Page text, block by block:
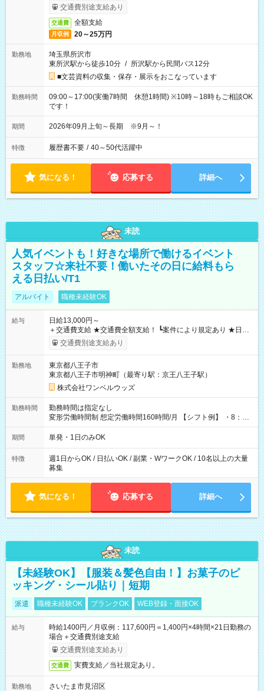
交通費別途支給あり
交通費 全額支給
月収例 20～25万円
勤務地
埼玉県所沢市
東所沢駅から徒歩10分 / 所沢駅から民間バス12分
■文芸資料の収集・保存・展示をおこなっています
勤務時間
09:00～17:00(実働7時間 休憩1時間) ※10時～18時もご相談OK
です！
期間 2026年09月上旬～長期 ※9月～！
特徴 履歴書不要 / 40～50代活躍中
気になる！ 応募する 詳細へ
未読
人気イベントも！好きな場所で働けるイベント
スタッフ☆来社不要！働いたその日に給料もら
える日払い/T1
アルバイト 職種未経験OK
給与
日給13,000円～
＋交通費支給 ★交通費全額支給！ ┗案件により規定あり ★日払
いOK！（規定あり） ┗働いたその日に現金GET♪ お仕事後はコ
ンビニATMから 日払い分を引き落とせます！ 【試用期間】試
交通費別途支給あり
勤務地
東京都八王子市
東京都八王子市明神町（最寄り駅：京王八王子駅）
株式会社ワンベルウッズ
勤務時間
勤務時間は指定なし
変形労働時間制 想定労働時間160時間/月 【シフト例】 ・8：00
～21：00
期間 単発・1日のみOK
特徴
週1日からOK / 日払いOK / 副業・WワークOK / 10名以上の大量
募集
気になる！ 応募する 詳細へ
未読
【未経験OK】【服装＆髪色自由！】お菓子のピ
ッキング・シール貼り｜短期
派遣 職種未経験OK ブランクOK WEB登録・面接OK
給与
時給1400円／月収例：117,600円＝1,400円×4時間×21日勤務の
場合＋交通費別途支給
交通費別途支給あり
交通費 実費支給／当社規定あり。
勤務地
さいたま市見沼区